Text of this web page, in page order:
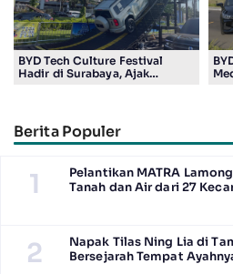
BYD Tech Culture Festival
Hadir di Surabaya, Ajak
Berita Populer
1
Pelantikan MATRA
Tanah dan Air dari 27
2
Napak Tilas Ning Lia di
Bersejarah Tempat